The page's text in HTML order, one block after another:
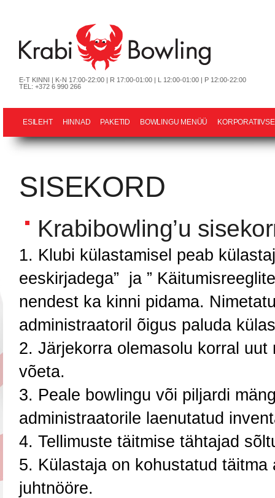
E-T KINNI | K-N 17:00-22:00 | R 17:00-01:00 | L 12:00-01:00 | P 12:00-22:00
TEL: +372 6 990 266
ESILEHT HINNAD PAKETID BOWLINGU MENÜÜ
SISEKORD
Krabibowling’u
Klubi külastamisel peab
eeskirjadega” ja ”
nendest ka kinni pidama.
administraatoril õigus paluda
Järjekorra olemasolu korral
võeta.
Peale bowlingu või piljardi
administraatorile laenutatud
Tellimuste täitmise tähtajad
Külastaja on kohustatud
juhtnööre.